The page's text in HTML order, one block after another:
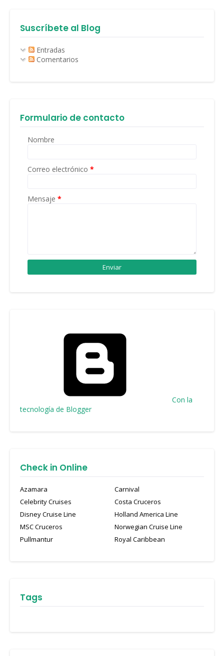
Suscríbete al Blog
Entradas
Comentarios
Formulario de contacto
Nombre
Correo electrónico *
Mensaje *
Con la
tecnología de Blogger
Check in Online
Azamara
Carnival
Celebrity Cruises
Costa Cruceros
Disney Cruise Line
Holland America Line
MSC Cruceros
Norwegian Cruise Line
Pullmantur
Royal Caribbean
Tags